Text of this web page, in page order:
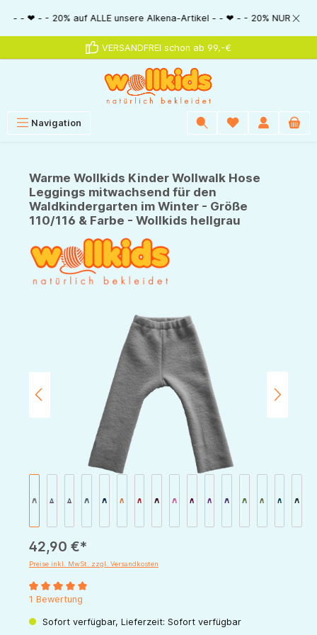
springen
20% auf ALLE unsere Alkena-Artikel - - ❤ - - 20% NUR MIT
VERSANDFREI schon ab 99,-€
Navigation
Warme Wollkids Kinder Wollwalk Hose
Leggings mitwachsend für den
Waldkindergarten im Winter - Größe
110/116 & Farbe - Wollkids hellgrau
Bildergalerie überspringen
42,90 €*
Preise inkl. MwSt. zzgl. Versandkosten
Durchschnittliche Bewertung von 5 von 5 Sternen
1 Bewertung
Sofort verfügbar, Lieferzeit: Sofort verfügbar